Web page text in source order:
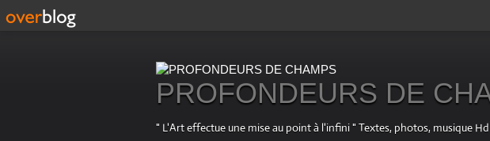
PROFONDEURS DE
" L'Art effectue une mise au point à l'infini " Textes, photos, musique